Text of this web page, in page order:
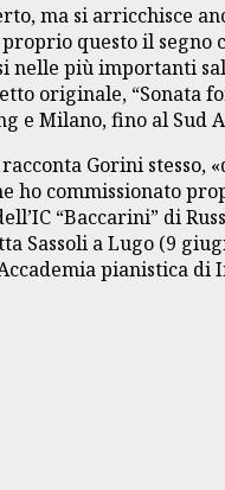
ma si arricchisce
questo il segno
nelle più importanti
originale, “Sonata
e Milano, fino al Sud
Gorini stesso,
ho commissionato
“Baccarini” di
Sassoli a Lugo (9
pianistica di